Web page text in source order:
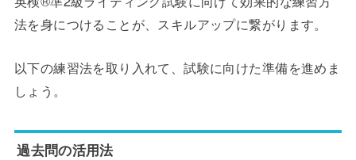
法を身につけることが、スキルアップに繋がります。
以下の練習法を取り入れて、試験に向けた準備を進めま
しょう。
過去問の活用法